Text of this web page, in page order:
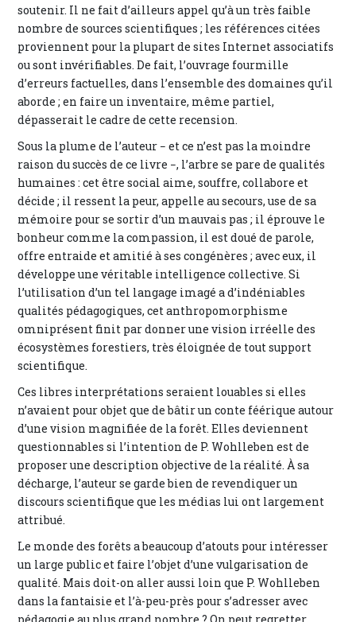
soutenir. Il ne fait d’ailleurs appel qu’à un très faible
nombre de sources scientifiques ; les références citées
proviennent pour la plupart de sites Internet associatifs
ou sont invérifiables. De fait, l’ouvrage fourmille
d’erreurs factuelles, dans l’ensemble des domaines qu’il
aborde ; en faire un inventaire, même partiel,
dépasserait le cadre de cette recension.
Sous la plume de l’auteur − et ce n’est pas la moindre
raison du succès de ce livre −, l’arbre se pare de qualités
humaines : cet être social aime, souffre, collabore et
décide ; il ressent la peur, appelle au secours, use de sa
mémoire pour se sortir d’un mauvais pas ; il éprouve le
bonheur comme la compassion, il est doué de parole,
offre entraide et amitié à ses congénères ; avec eux, il
développe une véritable intelligence collective. Si
l’utilisation d’un tel langage imagé a d’indéniables
qualités pédagogiques, cet anthropomorphisme
omniprésent finit par donner une vision irréelle des
écosystèmes forestiers, très éloignée de tout support
scientifique.
Ces libres interprétations seraient louables si elles
n’avaient pour objet que de bâtir un conte féérique autour
d’une vision magnifiée de la forêt. Elles deviennent
questionnables si l’intention de P. Wohlleben est de
proposer une description objective de la réalité. À sa
décharge, l’auteur se garde bien de revendiquer un
discours scientifique que les médias lui ont largement
attribué.
Le monde des forêts a beaucoup d’atouts pour intéresser
un large public et faire l’objet d’une vulgarisation de
qualité. Mais doit-on aller aussi loin que P. Wohlleben
dans la fantaisie et l’à-peu-près pour s’adresser avec
pédagogie au plus grand nombre ? On peut regretter